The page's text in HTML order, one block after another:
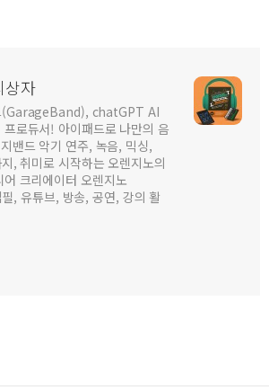
상자
(GarageBand), chatGPT AI
로듀서! 아이패드로 나만의 음
밴드 악기 연주, 녹음, 믹싱,
, 취미로 시작하는 오렌지노의
크리에이터 오렌지노
, 유튜브, 방송, 공연, 강의 활